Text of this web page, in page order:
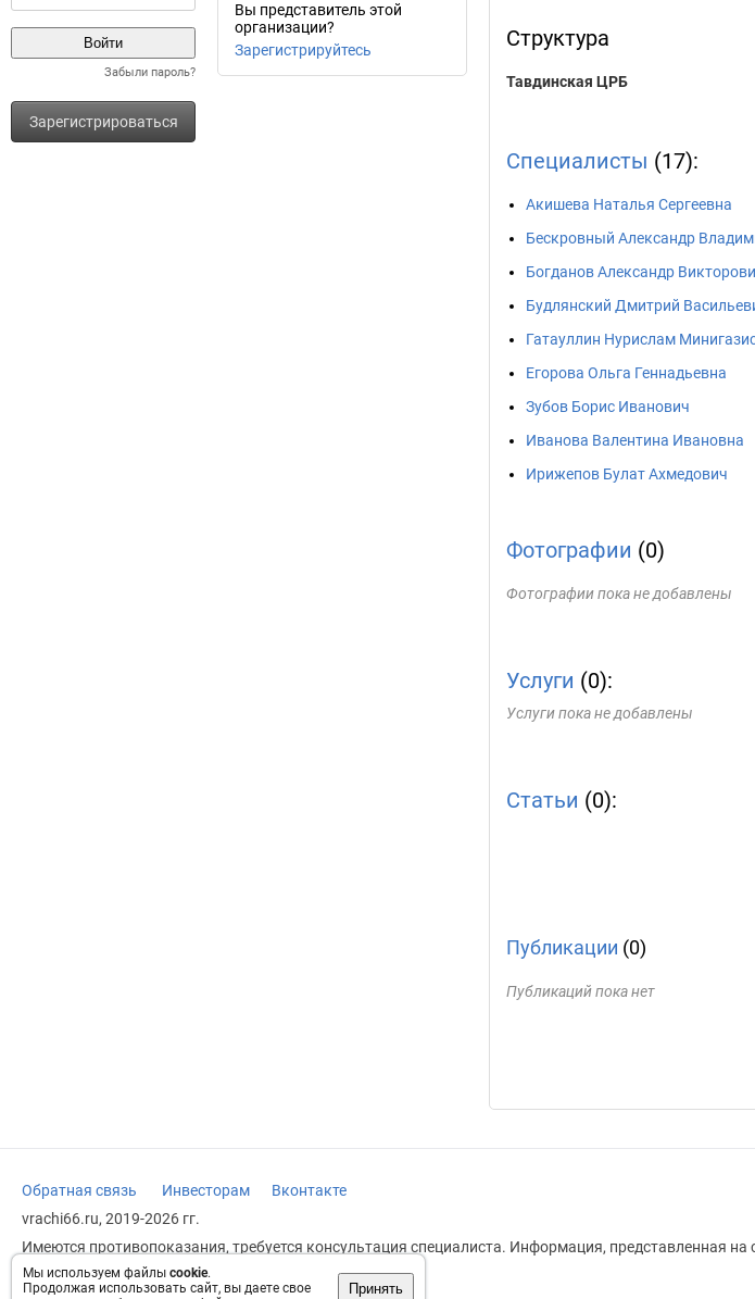
Забыли пароль?
Зарегистрироваться
Мы используем файлы cookie.
Продолжая использовать сайт, вы даете свое
Принять
Вы представитель этой
организации?
Зарегистрируйтесь
Структура
Тавдинская ЦРБ
Специалисты (17):
Акишева Наталья Сергеевна
Бескровный Александр
Богданов Александр
Будлянский Дмитрий
Гатауллин Нурислам
Егорова Ольга Геннадьевна
Зубов Борис Иванович
Иванова Валентина Ивановна
Ирижепов Булат Ахмедович
Фотографии (0)
Фотографии пока не добавлены
Услуги (0):
Услуги пока не добавлены
Статьи (0):
Публикации (0)
Публикаций пока нет
Обратная связь Инвесторам
Вконтакте
vrachi66.ru, 2019-2026 гг.
Имеются противопоказания, требуется консультация специалиста. Информация, представленная
заменяет прием врача.
Возрастное ограничение: 18+